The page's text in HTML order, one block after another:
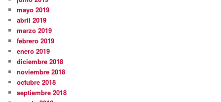
mayo 2019
abril 2019
marzo 2019
febrero 2019
enero 2019
diciembre 2018
noviembre 2018
octubre 2018
septiembre 2018